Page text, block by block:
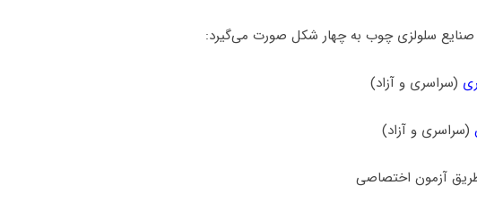
سلولزی چوب به چهار شکل صورت می‌گیرد:
(سراسری و آزاد)
(سراسری و آزاد)
آزمون اختصاصی